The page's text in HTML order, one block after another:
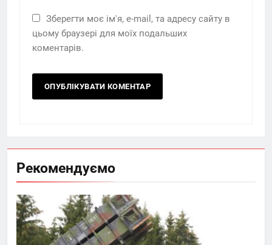
Зберегти моє ім'я, e-mail, та адресу сайту в
цьому браузері для моїх подальших
коментарів.
Рекомендуємо